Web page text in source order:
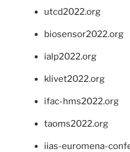
utcd2022.org
biosensor2022.org
ialp2022.org
klivet2022.org
ifac-hms2022.org
taoms2022.org
iias-euromena-